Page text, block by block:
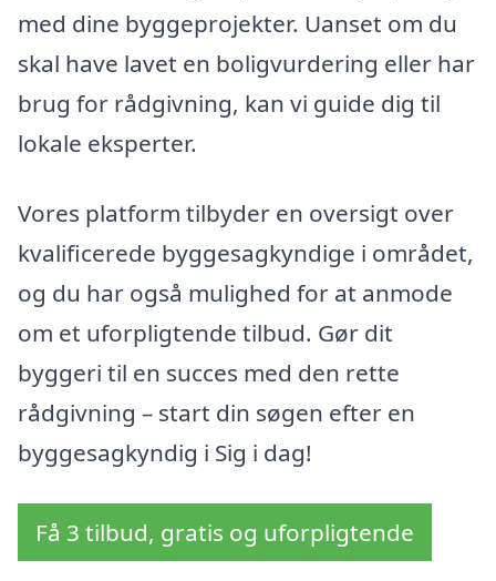
med dine byggeprojekter. Uanset om du
skal have lavet en boligvurdering eller har
brug for rådgivning, kan vi guide dig til
lokale eksperter.
Vores platform tilbyder en oversigt over
kvalificerede byggesagkyndige i området,
og du har også mulighed for at anmode
om et uforpligtende tilbud. Gør dit
byggeri til en succes med den rette
rådgivning – start din søgen efter en
byggesagkyndig i Sig i dag!
Få 3 tilbud, gratis og uforpligtende